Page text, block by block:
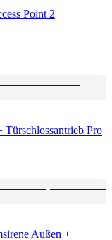
Point 2
Pro
Außen +